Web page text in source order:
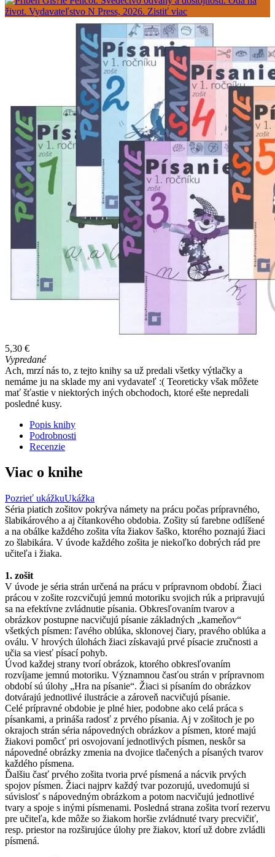
5,30 €
Vypredané
Ach, mrzí nás to, z tejto knihy sa už predali všetky výtlačky a
nemáme ju na sklade my ani vydavateľ :( Teoreticky však môžete
mať šťastie v niektorých iných obchodoch, ktoré ešte nepredali
posledné kusy.
Popis knihy
Podrobnosti
Recenzie
Viac o knihe
Pozrieť ukážkuUkážka
Séria piatich zošitov pokrýva námety na prácu počas prípravného,
šlabikárového a aj čítankového obdobia. Zošity sú farebne odlíšené
a na obálke každého zošita víta žiakov šaško, ktorého poznajú žiaci
zo šlabikára. V úvode každého zošita je niekoľko dobrých rád pre
učiteľa i žiaka.
1. zošit
V úvode je séria strán určená na prácu v prípravnom období. Žiaci
prácou v zošite rozcvičujú jemnú motoriku svojich rúk a pripravujú
sa na efektívne zvládnutie písania. Obkresľovaním tvarov a
obrázkov postupne nacvičujú písanie základných „kameňov“
všetkých písmen: ľavého oblúka, sklonovej čiary, pravého oblúka a
oválu. V hrových úlohách žiaci získavajú prvé písacie zručnosti a
učia sa viesť písací pohyb.
Úvod každej strany tvorí obrázok, ktorého obkresľovaním
rozvíjame jemnú motoriku. Významnou časťou strán v prípravnom
období sú úlohy „Hra na písanie“. Žiaci si písaním do obrázkov
dotvárajú jednotlivé ilustrácie a zároveň nacvičujú písanie.
Celé prípravné obdobie je plné hier, podobne ako celá práca s
písankami, a prináša radosť z prvého písania. Aj v zošitoch je po
okrajoch strán séria nápovedných obrázkov a písmen, ktoré majú
žiakovi pomôcť pri osvojovaní jednotlivých písmen, neskôr sa
nápovedné obrázky zmenia na dvojice tlačených a písaných tvarov
každého písmena.
Ďalšiu časť prvého zošita tvoria prvé písmená a nácvik prvých
spojov písmen. Žiaci najprv každý tvar pozorujú, uvedomujú si
súvislosť s nápovedným obrázkom a potom nacvičujú jednotlivé
tvary a spoje s inými písmenami. Posledná strana zošita tvorí rezervu
pre učiteľa, kde môže so žiakom horšie zvládnuté tvary precvičiť,
resp. priestor na rozširujúce úlohy pre žiakov, ktorí už dobre zvládli
písmená.